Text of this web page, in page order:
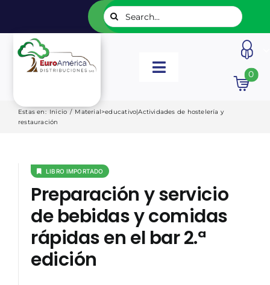
contenido
Buscar:
Toggle
INICIO
EDITORIALES
CATÁLOGOS
LISTADOS
0
Estas en: Inicio / Material>educativo|Actividades de hostelería y
restauración
LIBRO IMPORTADO
Preparación y servicio
de bebidas y comidas
rápidas en el bar 2.ª
edición